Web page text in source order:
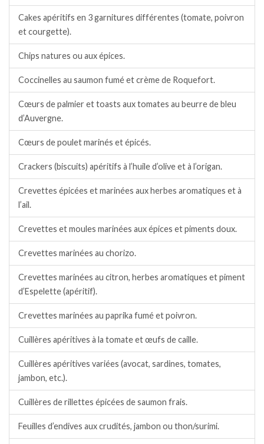
Cakes apéritifs en 3 garnitures différentes (tomate, poivron
et courgette).
Chips natures ou aux épices.
Coccinelles au saumon fumé et crème de Roquefort.
Cœurs de palmier et toasts aux tomates au beurre de bleu
d’Auvergne.
Cœurs de poulet marinés et épicés.
Crackers (biscuits) apéritifs à l’huile d’olive et à l’origan.
Crevettes épicées et marinées aux herbes aromatiques et à
l’ail.
Crevettes et moules marinées aux épices et piments doux.
Crevettes marinées au chorizo.
Crevettes marinées au citron, herbes aromatiques et piment
d’Espelette (apéritif).
Crevettes marinées au paprika fumé et poivron.
Cuillères apéritives à la tomate et œufs de caille.
Cuillères apéritives variées (avocat, sardines, tomates,
jambon, etc.).
Cuillères de rillettes épicées de saumon frais.
Feuilles d’endives aux crudités, jambon ou thon/surimi.